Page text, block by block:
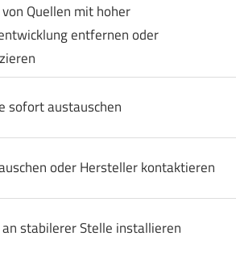
Quellen mit hoher
entfernen oder
sofort austauschen
oder Hersteller kontaktieren
stabilerer Stelle installieren